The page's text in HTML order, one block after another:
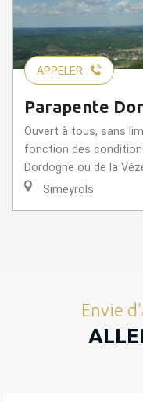
APPELER
Parapente
Ouvert à tous, sans
fonction des
Dordogne ou de la
Simeyrols
Envie